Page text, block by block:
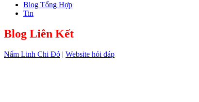
Blog Tổng Hợp
Tin
Blog Liên Kết
Nấm Linh Chi Đỏ | Website hỏi đáp